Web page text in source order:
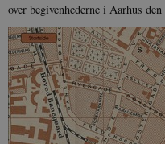
over begivenhederne i Aarhus
sp_t
sp_landing